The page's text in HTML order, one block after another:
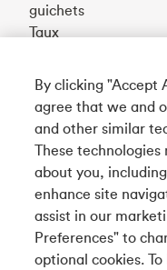
guichets
Taux
Téléchargez
Connectez-vous
By clicking "Accept
agree that we and
and other similar
These
about you,
enhance site
assist in our
Preferences" to
optional cookies.